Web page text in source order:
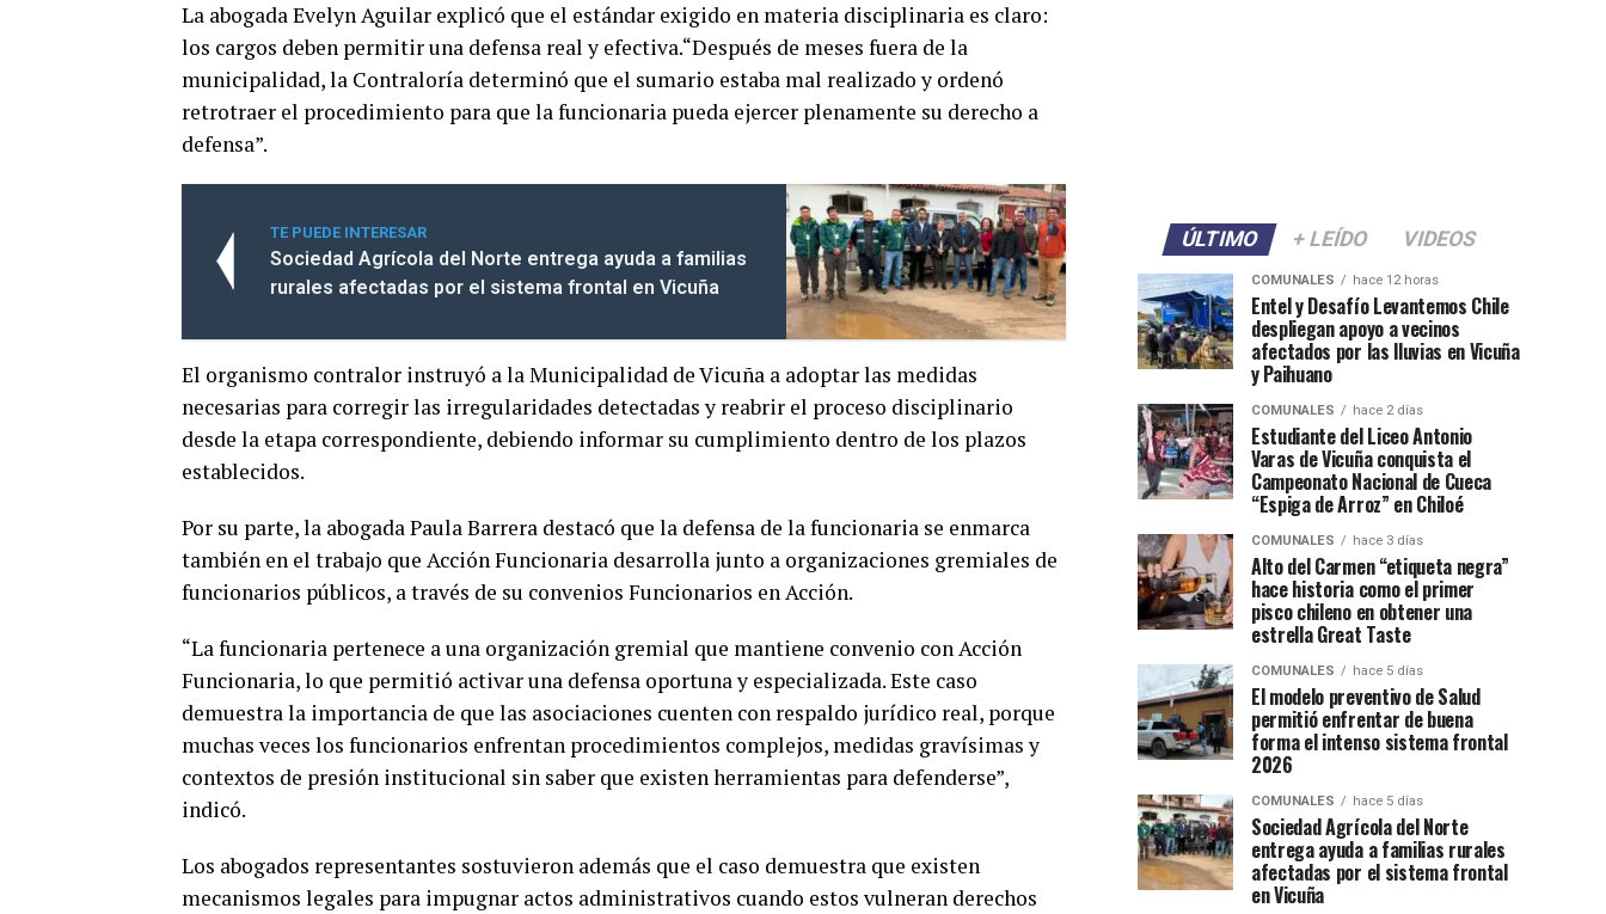
La abogada Evelyn Aguilar explicó que el estándar exigido en materia disciplinaria es claro:
los cargos deben permitir una defensa real y efectiva.“Después de meses fuera de la
municipalidad, la Contraloría determinó que el sumario estaba mal realizado y ordenó
retrotraer el procedimiento para que la funcionaria pueda ejercer plenamente su derecho a
defensa”.
TE PUEDE INTERESAR
Sociedad Agrícola del Norte entrega ayuda a familias
rurales afectadas por el sistema frontal en Vicuña
El organismo contralor instruyó a la Municipalidad de Vicuña a adoptar las medidas
necesarias para corregir las irregularidades detectadas y reabrir el proceso disciplinario
desde la etapa correspondiente, debiendo informar su cumplimiento dentro de los plazos
establecidos.
Por su parte, la abogada Paula Barrera destacó que la defensa de la funcionaria se enmarca
también en el trabajo que Acción Funcionaria desarrolla junto a organizaciones gremiales de
funcionarios públicos, a través de su convenios Funcionarios en Acción.
“La funcionaria pertenece a una organización gremial que mantiene convenio con Acción
Funcionaria, lo que permitió activar una defensa oportuna y especializada. Este caso
demuestra la importancia de que las asociaciones cuenten con respaldo jurídico real, porque
muchas veces los funcionarios enfrentan procedimientos complejos, medidas gravísimas y
contextos de presión institucional sin saber que existen herramientas para defenderse”,
indicó.
Los abogados representantes sostuvieron además que el caso demuestra que existen
mecanismos legales para impugnar actos administrativos cuando estos vulneran derechos
ÚLTIMO + LEÍDO VIDEOS
COMUNALES hace 12 horas
Entel y Desafío Levantemos Chile
despliegan apoyo a vecinos
afectados por las lluvias en Vicuña
y Paihuano
COMUNALES hace 2 días
Estudiante del Liceo Antonio
Varas de Vicuña conquista el
Campeonato Nacional de Cueca
“Espiga de Arroz” en Chiloé
COMUNALES hace 3 días
Alto del Carmen “etiqueta negra”
hace historia como el primer
pisco chileno en obtener una
estrella Great Taste
COMUNALES hace 5 días
El modelo preventivo de Salud
permitió enfrentar de buena
forma el intenso sistema frontal
2026
COMUNALES hace 5 días
Sociedad Agrícola del Norte
entrega ayuda a familias rurales
afectadas por el sistema frontal
en Vicuña